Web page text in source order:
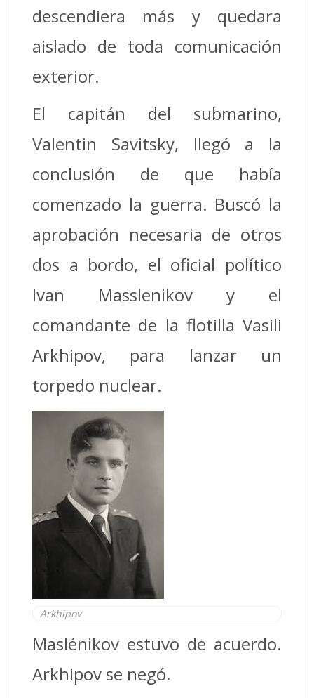
descendiera más y quedara
aislado de toda comunicación
exterior.
El capitán del submarino,
Valentin Savitsky, llegó a la
conclusión de que había
comenzado la guerra. Buscó la
aprobación necesaria de otros
dos a bordo, el oficial político
Ivan Masslenikov y el
comandante de la flotilla Vasili
Arkhipov, para lanzar un
torpedo nuclear.
Arkhipov
Maslénikov estuvo de acuerdo.
Arkhipov se negó.